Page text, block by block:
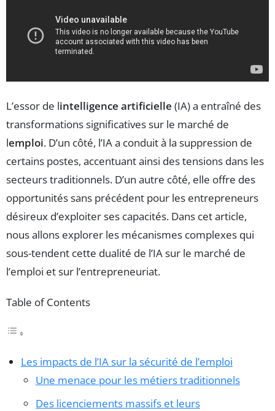
L’essor de lintelligence artificielle (IA) a entraîné des
transformations significatives sur le marché de
lemploi. D’un côté, l’IA a conduit à la suppression de
certains postes, accentuant ainsi des tensions dans les
secteurs traditionnels. D’un autre côté, elle offre des
opportunités sans précédent pour les entrepreneurs
désireux d’exploiter ses capacités. Dans cet article,
nous allons explorer les mécanismes complexes qui
sous-tendent cette dualité de l’IA sur le marché de
l’emploi et sur l’entrepreneuriat.
Table of Contents
Les impacts de l’IA sur la sécurité de l’emploi
Une menace pour les métiers traditionnels
Des licenciements massifs et leurs